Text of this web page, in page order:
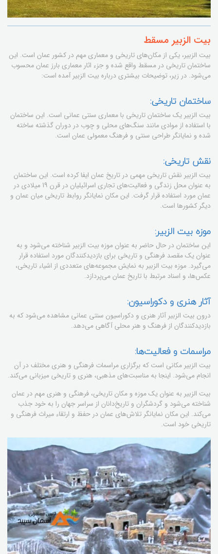
بیت الزبیر مسقط
بیت الزبیر، یکی از مکان‌های تاریخی و معماری مهم در کشور عمان است. این
ساختمان تاریخی در مسقط واقع شده و جزء اثار معماری بارز عمان محسوب
می‌شود. در زیر، توضیحات بیشتری درباره بیت الزبیر آمده است:
ساختمان تاریخی:
بیت الزبیر یک ساختمان تاریخی با معماری سنتی عمانی است. این ساختمان
با استفاده از موادی مانند سنگ‌های محلی و چوب در دوران گذشته ساخته
شده و نمایانگر طراحی سنتی و فرهنگ معمولی عمان است.
نقش تاریخی:
بیت الزبیر نقش تاریخی مهمی در تاریخ عمان ایفا کرده است. این ساختمان
به عنوان محل زندگی و فعالیت‌های تجاری اسرائیلیان در قرن 19 میلادی در
عمان مورد استفاده قرار گرفت. این مکان نمایانگر روابط تاریخی میان عمان و
دیگر کشورها است.
موزه بیت الزبیر:
این ساختمان در حال حاضر به عنوان موزه بیت الزبیر شناخته می‌شود و به
عنوان یک مقصد فرهنگی و تاریخی برای بازدیدکنندگان مورد استفاده قرار
می‌گیرد. موزه بیت الزبیر به نمایش مجموعه‌های متعددی از اشیاء تاریخی،
عکس‌ها، و اسناد مرتبط با تاریخ عمان می‌پردازد.
آثار هنری و دکوراسیون:
درون بیت الزبیر آثار هنری و دکوراسیون سنتی عمانی مشاهده می‌شود که به
بازدیدکنندگان از فرهنگ و هنر محلی آگاهی می‌دهد.
مراسمات و فعالیت‌ها:
بیت الزبیر مکانی است که برگزاری مراسمات فرهنگی و هنری مختلف در آن
انجام می‌شود. اینجا به مناسبت‌های مذهبی، هنری و تاریخی میزبانی می‌کند.
بیت الزبیر به عنوان یک موزه و مکان تاریخی، فرهنگی و هنری مهم در عمان
شناخته می‌شود و گردشگران و تاریخ‌دانان از سراسر جهان را به خود جذب
می‌کند. این مکان نمایانگر تلاش‌های عمان در حفظ و ارتقاء میراث فرهنگی و
تاریخی خود است.